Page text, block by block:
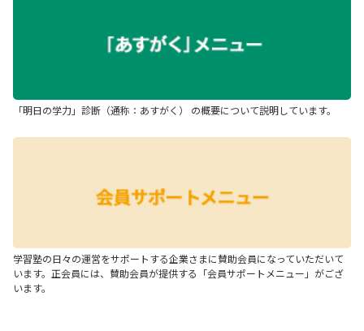
「明日の学力」診断（通称：あすがく） の概要について説明しています。
学習塾の日々の運営をサポートする企業さまに賛助会員になっていただいて
います。正会員には、賛助会員が提供する「会員サポートメニュー」がござ
います。